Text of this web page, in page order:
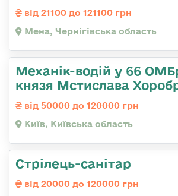
від 21100 до 121100 грн
Мена, Чернігівська область
Механік-водій у 66
князя Мстислава
від 50000 до 120000 грн
Київ, Київська область
Стрілець-санітар
від 20000 до 120000 грн